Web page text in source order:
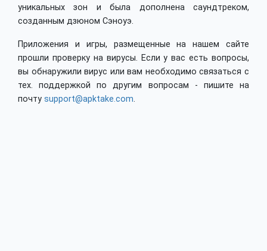
уникальных зон и была дополнена саундтреком,
созданным дзюном Сэноуэ.
Приложения и игры, размещенные на нашем сайте
прошли проверку на вирусы. Если у вас есть вопросы,
вы обнаружили вирус или вам необходимо связаться с
тех. поддержкой по другим вопросам - пишите на
почту support@apktake.com.